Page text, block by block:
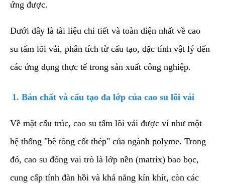
ứng được.
​Dưới đây là tài liệu chi tiết và toàn diện nhất về cao
su tấm lõi vải, phân tích từ cấu tạo, đặc tính vật lý đến
các ứng dụng thực tế trong sản xuất công nghiệp.
​1. Bản chất và cấu tạo đa lớp của cao su lõi vải
​Về mặt cấu trúc, cao su tấm lõi vải được ví như một
hệ thống "bê tông cốt thép" của ngành polyme. Trong
đó, cao su đóng vai trò là lớp nền (matrix) bao bọc,
cung cấp tính đàn hồi và khả năng kín khít, còn các